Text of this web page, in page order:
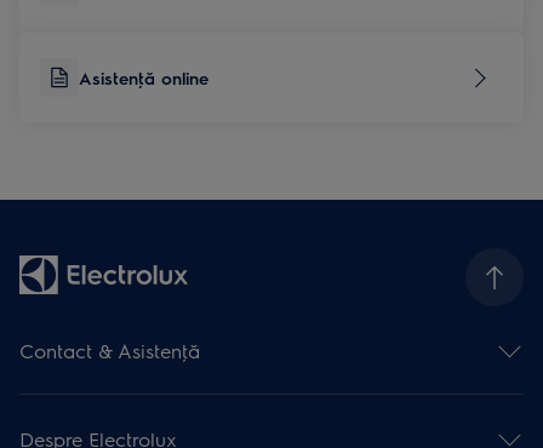
Asistenţă online
Contact & Asistenţă
Asistenţă online
Despre Electrolux